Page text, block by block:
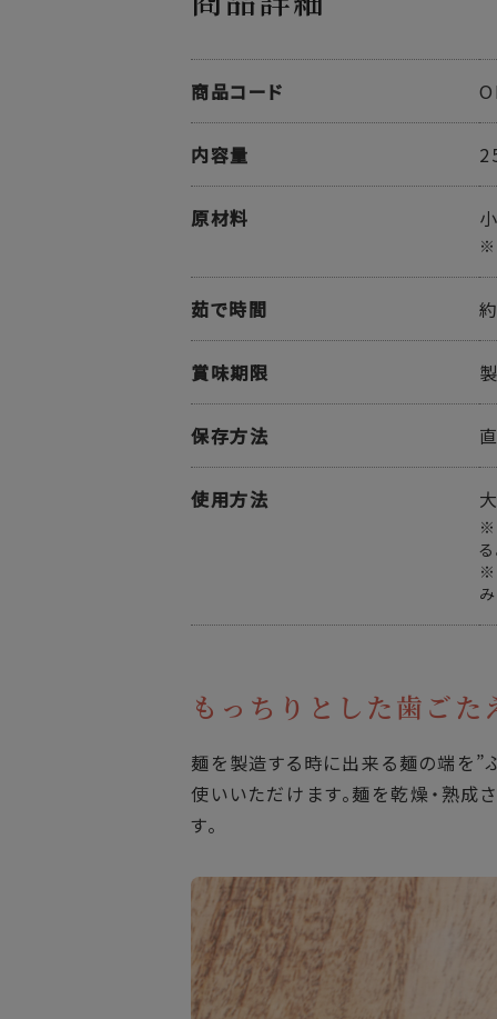
商品コード
内容量
原材料
※
茹で時間
賞味期限
保存方法
使用方法
※
る
※
もっちりとした歯ごた
麺を製造する時に出来る麺の端を”
使いいただけます。麺を乾燥・熟成
す。